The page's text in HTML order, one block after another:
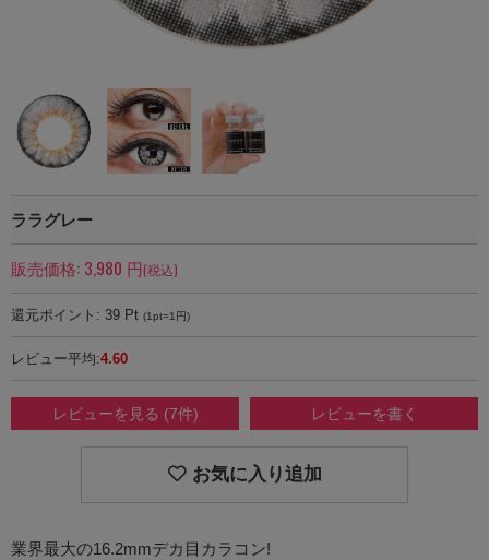
ララグレー
販売価格: 3,980 円(税込)
還元ポイント: 39 Pt (1pt=1円)
レビュー平均:4.60
レビューを見る (7件) レビューを書く
お気に入り追加
業界最大の16.2mmデカ目カラコン!